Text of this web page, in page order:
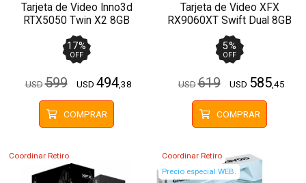
Tarjeta de Video Inno3d
RTX5050 Twin X2 8GB
GDDR6
17%
OFF
USD599 USD 494,38
COMPRAR
Tarjeta de Video XFX
RX9060XT Swift Dual 8GB
GDDR6
5%
OFF
USD619 USD 585,45
COMPRAR
Coordinar Retiro
Coordinar Retiro
Precio especial WEB.